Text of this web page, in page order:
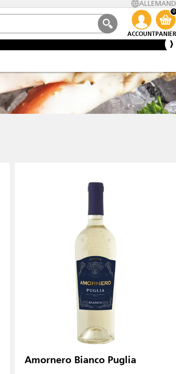
ALLEMAND
ACCOUNT
0
PANIER
Amornero Bianco Puglia